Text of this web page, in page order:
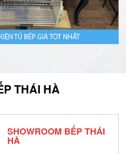
THÁI HÀ
SHOWROOM BẾP THÁI
HÀ